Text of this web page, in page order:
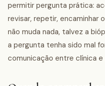
permitir pergunta prática:
revisar, repetir, encaminhar
não muda nada, talvez a
a pergunta tenha sido mal
comunicação entre clínica